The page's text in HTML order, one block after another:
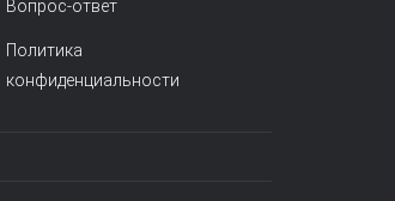
Вопрос-ответ
Политика
конфиденциальности